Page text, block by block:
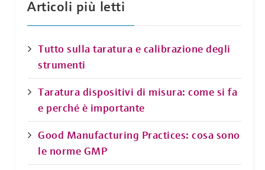
Articoli più letti
Tutto sulla taratura e calibrazione degli
strumenti
Taratura dispositivi di misura: come si fa
e perché è importante
Good Manufacturing Practices: cosa sono
le norme GMP